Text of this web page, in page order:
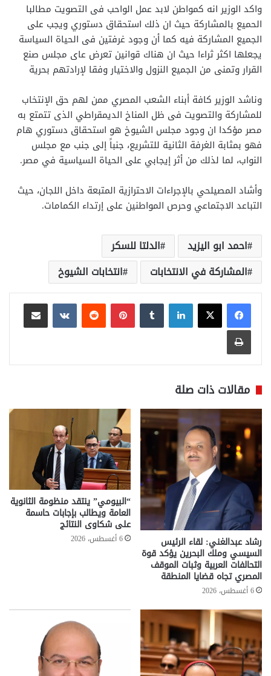
واكد الوزير انه كمواطن لابد عمل الواحب فى التصويت مطالبا
الحميع بالمشاركة حيث ان ذلك استحقاق دستوري ويجب على
الجميع المشاركة فيه كما أن وجود غرفتين فى الحياة السياسة
يجعلها اكثر ثراءا حيث ان هناك قوانين تعرض عاى مجلس صنع
القرار وتمنى من الجميع النزول والاختيار وفقا لإرادتهم بحرية
وناشد الوزير كافة أبناء الشعب المصري ممن لهم حق الإنتخاب
للمشاركة والتصويت فى ظل المناخ الديمقراطي الذى تتمتع به
مصر مؤكدا ان وجود مجلس الشيوخ هو استحقاق دستوري هام
فهو بمثابة الغرفة الثانية للتشريع، جنباً إلى جنب مع مجلس
النواب، لما لذلك من أثر إيجابي على الحياة السياسية في مصر.
وأشاد المصيلحي بالإجراءات الاحترازية المتبعة داخل اللجان، حيث
التباعد الاجتماعي وحرص المواطنين على إرتداء الكمامات.
احمد ابو اليزيد
الدلتا للسكر
المشاركة في الانتخابات
انتخابات الشيوخ
لينكدإن بينتيريست
مشاركة عبر البريد
طباعة
مقالات ذات صلة
رشاد عبدالغني: لقاء الرئيس
السيسي وملك البحرين يؤكد قوة
التحالفات العربية وثبات الموقف
المصري تجاه قضايا المنطقة
6 أغسطس، 2026
“البيومي” ينتقد منظومة الثانوية
العامة ويطالب بإجابات حاسمة
على شكاوى النتائج
6 أغسطس، 2026